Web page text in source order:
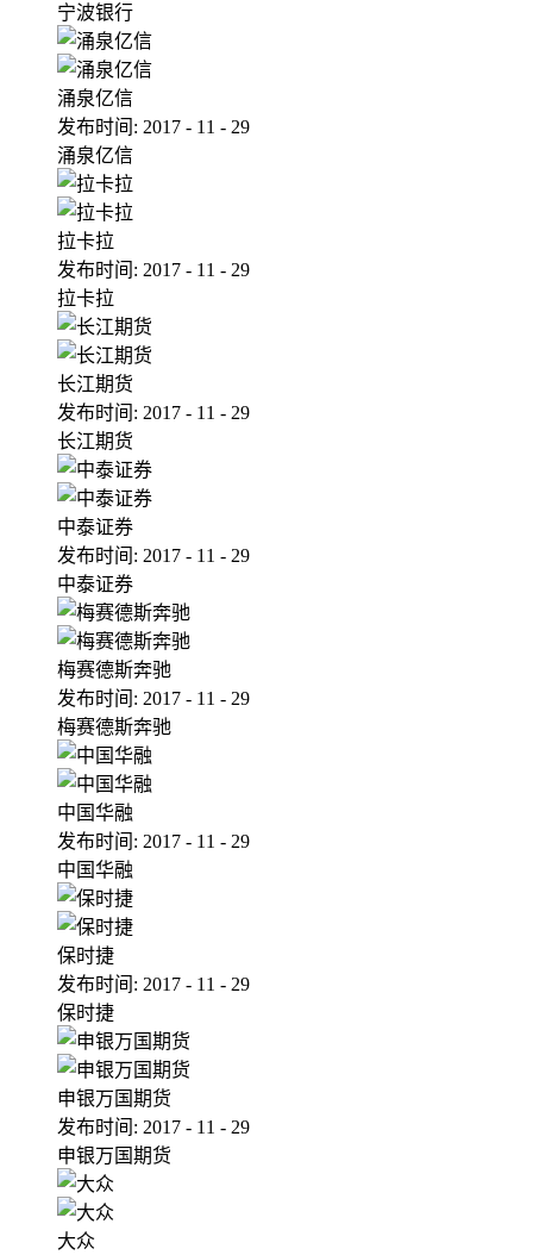
宁波银行
涌泉亿信
发布时间: 2017 - 11 - 29
涌泉亿信
拉卡拉
发布时间: 2017 - 11 - 29
拉卡拉
长江期货
发布时间: 2017 - 11 - 29
长江期货
中泰证券
发布时间: 2017 - 11 - 29
中泰证券
梅赛德斯奔驰
发布时间: 2017 - 11 - 29
梅赛德斯奔驰
中国华融
发布时间: 2017 - 11 - 29
中国华融
保时捷
发布时间: 2017 - 11 - 29
保时捷
申银万国期货
发布时间: 2017 - 11 - 29
申银万国期货
大众